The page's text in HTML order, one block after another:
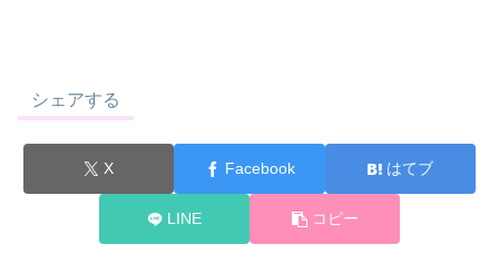
シェアする
X Facebook はてブ
LINE コピー